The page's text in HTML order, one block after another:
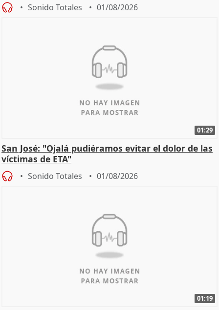
Sonido Totales 01/08/2026
01:29
San José: "Ojalá pudiéramos evitar el dolor de las
víctimas de ETA"
Sonido Totales 01/08/2026
01:19